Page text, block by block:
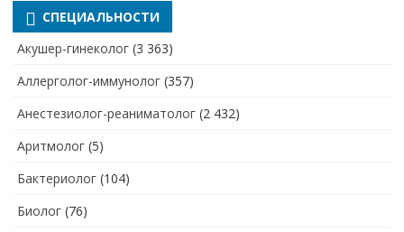
СПЕЦИАЛЬНОСТИ
Акушер-гинеколог (3 363)
Аллерголог-иммунолог (357)
Анестезиолог-реаниматолог (2 432)
Аритмолог (5)
Бактериолог (104)
Биолог (76)